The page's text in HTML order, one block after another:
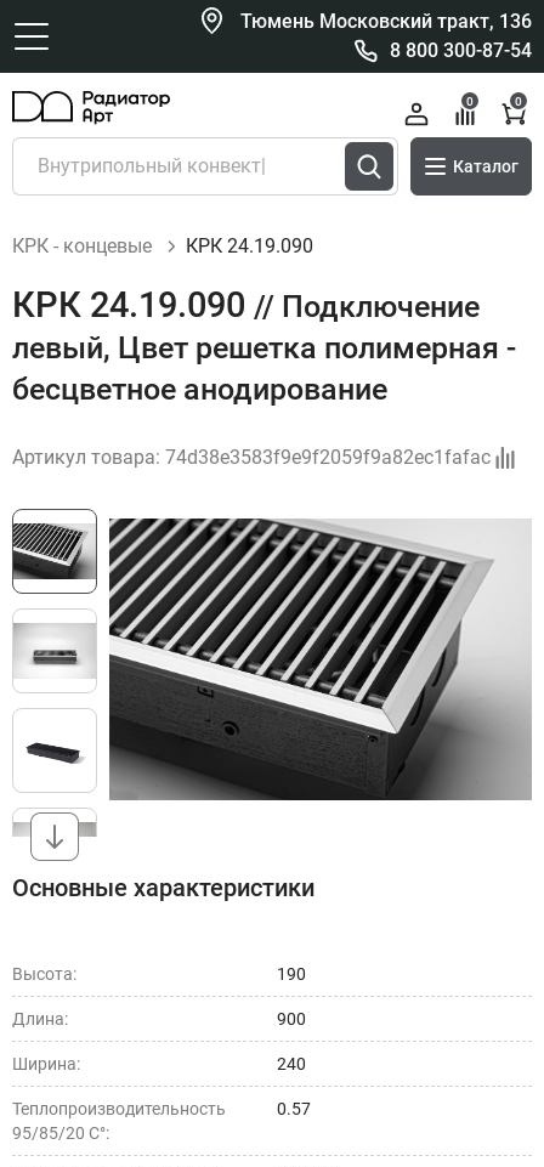
Тюмень Московский тракт, 136
8 800 300-87-54
Каталог
0 0
КРК - концевые КРК 24.19.090
КРК 24.19.090 // Подключение
левый, Цвет решетка полимерная -
бесцветное анодирование
Артикул товара: 74d38e3583f9e9f2059f9a82ec1fafac
Основные характеристики
Высота: 190
Длина: 900
Ширина: 240
Теплопроизводительность
95/85/20 С°:
0.57